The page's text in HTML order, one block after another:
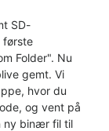
SD-
første
Folder". Nu
gemt. Vi
hvor du
og vent på
ny binær fil til